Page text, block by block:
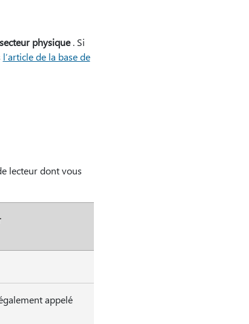
physique. Si
l’article de la base de
lecteur dont vous
appelé